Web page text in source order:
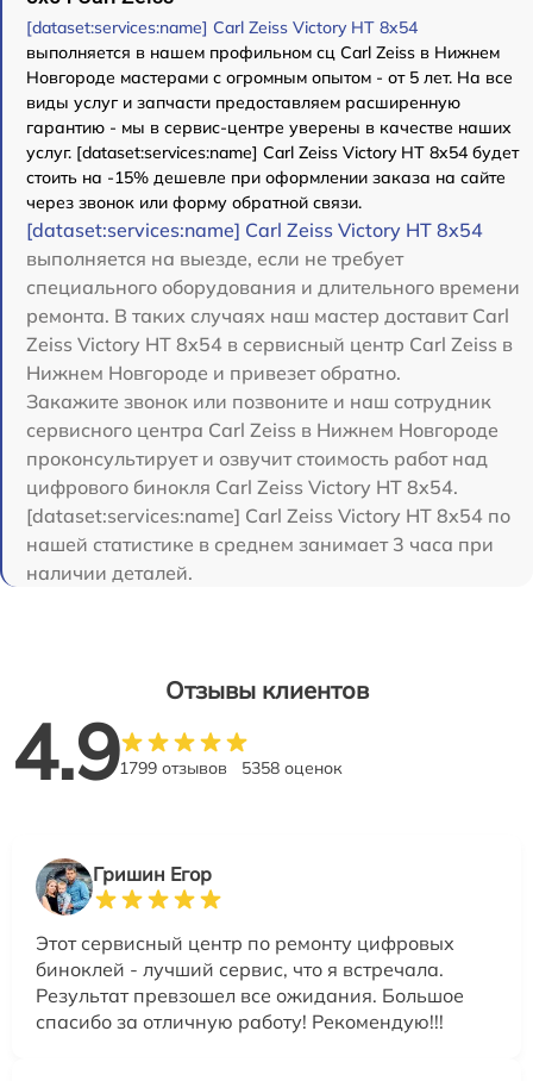
[dataset:services:name] Carl Zeiss Victory HT 8x54
выполняется в нашем профильном сц Carl Zeiss в Нижнем
Новгороде мастерами с огромным опытом - от 5 лет. На все
виды услуг и запчасти предоставляем расширенную
гарантию - мы в сервис-центре уверены в качестве наших
услуг. [dataset:services:name] Carl Zeiss Victory HT 8x54 будет
стоить на -15% дешевле при оформлении заказа на сайте
через звонок или форму обратной связи.
[dataset:services:name] Carl Zeiss Victory HT 8x54
выполняется на выезде, если не требует
специального оборудования и длительного времени
ремонта. В таких случаях наш мастер доставит Carl
Zeiss Victory HT 8x54 в сервисный центр Carl Zeiss в
Нижнем Новгороде и привезет обратно.
Закажите звонок или позвоните и наш сотрудник
сервисного центра Carl Zeiss в Нижнем Новгороде
проконсультирует и озвучит стоимость работ над
цифрового бинокля Carl Zeiss Victory HT 8x54.
[dataset:services:name] Carl Zeiss Victory HT 8x54 по
нашей статистике в среднем занимает 3 часа при
наличии деталей.
Отзывы клиентов
4.91799 отзывов 5358 оценок
Гришин Егор
Этот сервисный центр по ремонту цифровых
биноклей - лучший сервис, что я встречала.
Результат превзошел все ожидания. Большое
спасибо за отличную работу! Рекомендую!!!